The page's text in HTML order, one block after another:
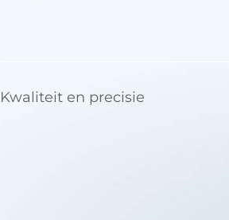
Kwaliteit en precisie